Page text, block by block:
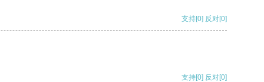
支持[0] 反对[0]
支持[0] 反对[0]